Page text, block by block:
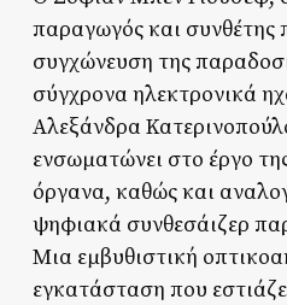
παραγωγός και συνθέτης
συγχώνευση της
σύγχρονα ηλεκτρονικά
Αλεξάνδρα
ενσωματώνει στο έργο
όργανα, καθώς και
ψηφιακά συνθεσάιζερ
Mια εμβυθιστική
εγκατάσταση που